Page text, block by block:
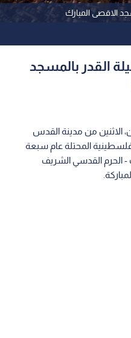
القدر بالمسجد
الاثنين من مدينة القدس
المحتلة عام سبعة
- الحرم القدسي الشريف